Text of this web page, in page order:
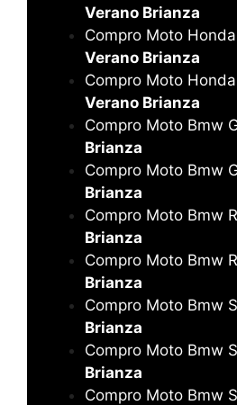
Verano Brianza
Compro Moto
Verano Brianza
Compro Moto
Verano Brianza
Compro Moto Bmw
Brianza
Compro Moto Bmw
Brianza
Compro Moto Bmw
Brianza
Compro Moto Bmw
Brianza
Compro Moto Bmw
Brianza
Compro Moto Bmw
Brianza
Compro Moto Bmw